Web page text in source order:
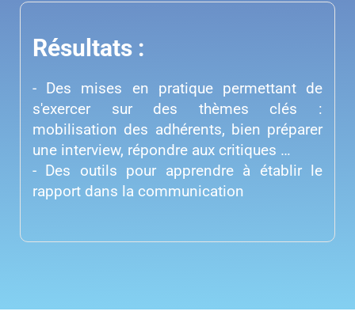
Résultats :
- Des mises en pratique permettant de
s'exercer sur des thèmes clés :
mobilisation des adhérents, bien préparer
une interview, répondre aux critiques …
- Des outils pour apprendre à établir le
rapport dans la communication